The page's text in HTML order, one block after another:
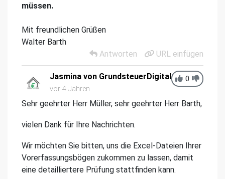
müssen.
Mit freundlichen Grüßen
Walter Barth
Antworten
URL einfügen
0
Jasmina von GrundsteuerDigital
vor 4 Jahren
Sehr geehrter Herr Müller, sehr geehrter Herr Barth,
vielen Dank für Ihre Nachrichten.
Wir möchten Sie bitten, uns die Excel-Dateien Ihrer
Vorerfassungsbögen zukommen zu lassen, damit
eine detailliertere Prüfung stattfinden kann.